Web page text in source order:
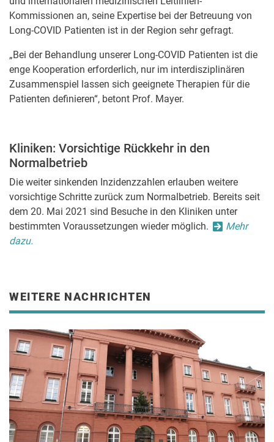
Kommissionen an, seine Expertise bei der Betreuung von
Long-COVID Patienten ist in der Region sehr gefragt.
„Bei der Behandlung unserer Long-COVID Patienten ist die
enge Kooperation erforderlich, nur im interdisziplinären
Zusammenspiel lassen sich geeignete Therapien für die
Patienten definieren“, betont Prof. Mayer.
Kliniken: Vorsichtige Rückkehr in den
Normalbetrieb
Die weiter sinkenden Inzidenzzahlen erlauben weitere
vorsichtige Schritte zurück zum Normalbetrieb. Bereits seit
dem 20. Mai 2021 sind Besuche in den Kliniken unter
bestimmten Voraussetzungen wieder möglich.
Mehr
dazu.
WEITERE NACHRICHTEN